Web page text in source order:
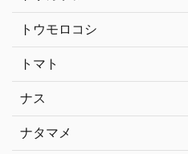
トウモロコシ
トマト
ナス
ナタマメ